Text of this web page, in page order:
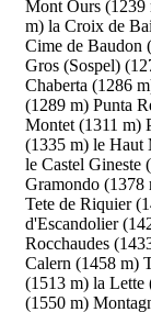
Mont Ours (1239
m) la Croix de
Cime de Baudon
Gros (Sospel)
Chaberta (1286
(1289 m) Punta
Montet (1311 m)
(1335 m) le Haut
le Castel Gineste
Gramondo (1378
Tete de Riquier
d'Escandolier
Rocchaudes
Calern (1458 m)
(1513 m) la Lette
(1550 m)